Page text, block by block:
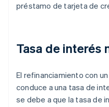
préstamo de tarjeta de
Tasa de interés
El refinanciamiento con
conduce a una tasa de
se debe a que la tasa de